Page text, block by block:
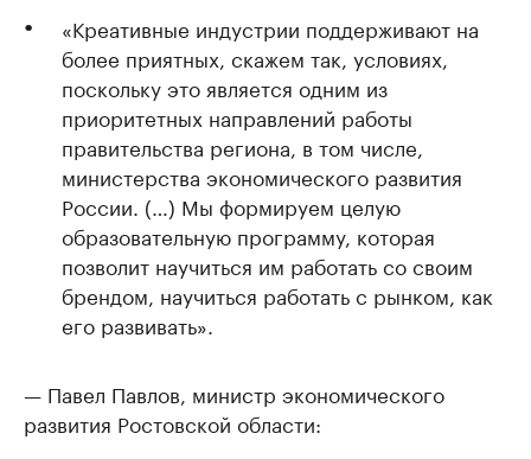
«Креативные индустрии поддерживают на
более приятных, скажем так, условиях,
поскольку это является одним из
приоритетных направлений работы
правительства региона, в том числе,
министерства экономического развития
России. (…) Мы формируем целую
образовательную программу, которая
позволит научиться им работать со своим
брендом, научиться работать с рынком, как
его развивать».
— Павел Павлов, министр экономического
развития Ростовской области: